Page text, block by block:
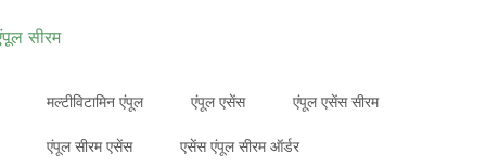
सीरम
मल्टीविटामिन एंपूल एंपूल एसेंस एंपूल एसेंस सीरम
एंपूल सीरम एसेंस एसेंस एंपूल सीरम ऑर्डर